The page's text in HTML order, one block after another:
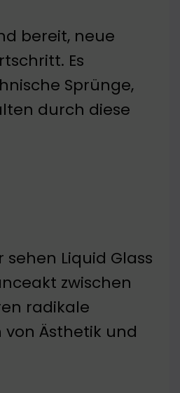
bereit, neue
Es
Sprünge,
durch diese
Liquid Glass
zwischen
radikale
Ästhetik und